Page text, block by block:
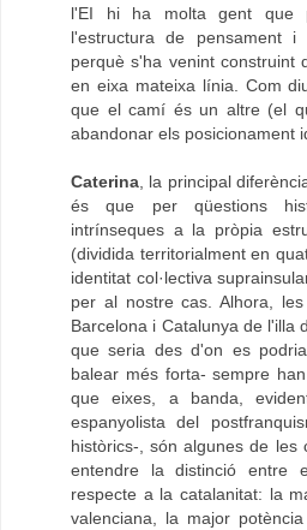
l'EI hi ha molta gent que
l'estructura de pensament
perquè s'ha venint construint
en eixa mateixa línia. Com
que el camí és un altre (el
abandonar els posicionament
Caterina , la principal
és que per qüestions
intrínseques a la pròpia
(dividida territorialment en
identitat col·lectiva
per al nostre cas. Alhora,
Barcelona i Catalunya de l'illa
que seria des d'on es
balear més forta- sempre
que eixes, a banda,
espanyolista del
històrics-, són algunes de les
entendre la distinció entre
respecte a la catalanitat: la
valenciana, la major